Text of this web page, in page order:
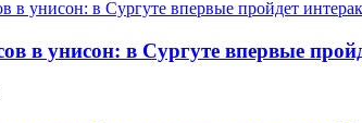
в унисон: в Сургуте впервые